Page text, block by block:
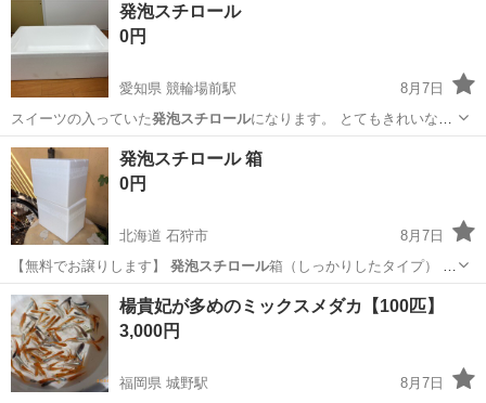
発泡スチロール
0円
愛知県 競輪場前駅
8月7日
スイーツの入っていた発泡スチロールになります。 とてもきれいな状
態で…
愛知 豊橋市 競輪場前駅 その他
発泡スチロール 箱
0円
北海道 石狩市
8月7日
【無料でお譲りします】 発泡スチロール箱（しっかりしたタイプ） 外
寸 3…
北海道 石狩市 ラッピング用品
楊貴妃が多めのミックスメダカ【100匹】
3,000円
福岡県 城野駅
8月7日